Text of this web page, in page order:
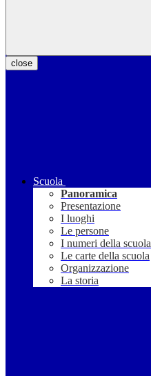
close
Scuola
Panoramica
Presentazione
I luoghi
Le persone
I numeri della scuola
Le carte della scuola
Organizzazione
La storia